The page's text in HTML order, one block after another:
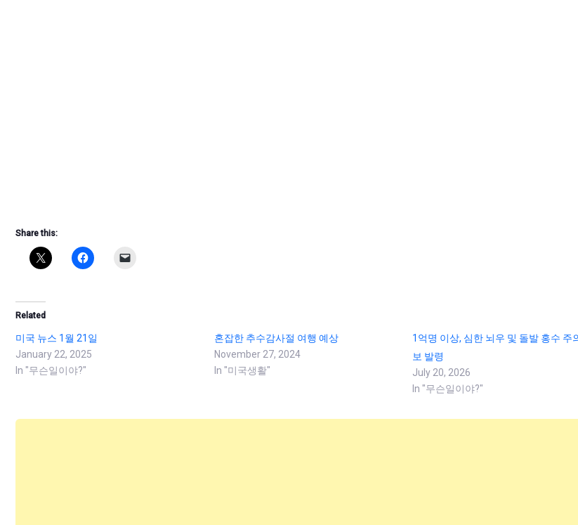
Share this:
Related
미국 뉴스 1월 21일
January 22, 2025
In "무슨일이야?"
혼잡한 추수감사절 여행 예상
November 27, 2024
In "미국생활"
1억명 이상, 심한 뇌우 및 돌발 홍수 주
보 발령
July 20, 2026
In "무슨일이야?"